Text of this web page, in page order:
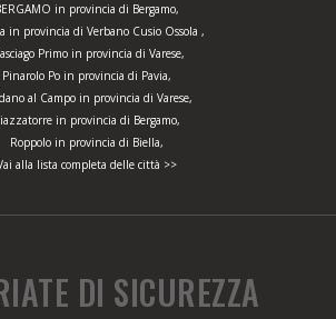
in provincia di Bergamo,
in provincia di Verbano Cusio Ossola ,
Primo in provincia di Varese,
Pinarolo Po in provincia di Pavia,
al Campo in provincia di Varese,
in provincia di Bergamo,
Roppolo in provincia di Biella,
alla lista completa delle città >>
DI SICUREZZA